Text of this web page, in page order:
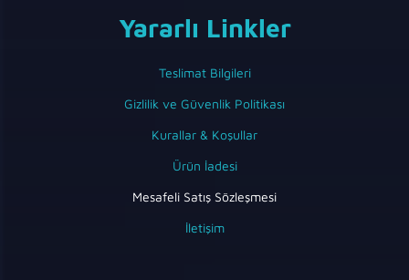
Yararlı Linkler
Teslimat Bilgileri
Gizlilik ve Güvenlik Politikası
Kurallar & Koşullar
Ürün İadesi
Mesafeli Satış Sözleşmesi
İletişim